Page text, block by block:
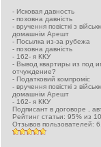
- Исковая давность
- позовна давність
- вручення повісткі з
домашнім Арешт
- Посылка из-за рубежа
- позовна давність
- 162- я ККУ
- Вывод квартиры из под
отчуждение?
- Податковий компроміс
- вручення повісткі з
домашнім Арешт
- 162- я ККУ
Подписант в договоре ,
Рейтинг статьи: 95% из
Отзывов пользователей: 6